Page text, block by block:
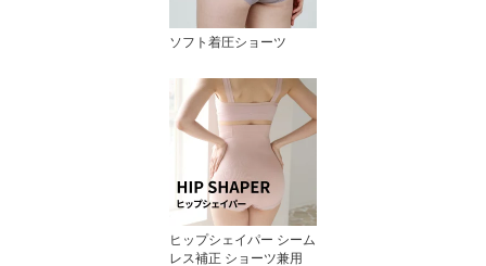
ソフト着圧ショーツ
ヒップシェイパー シーム
レス補正 ショーツ兼用